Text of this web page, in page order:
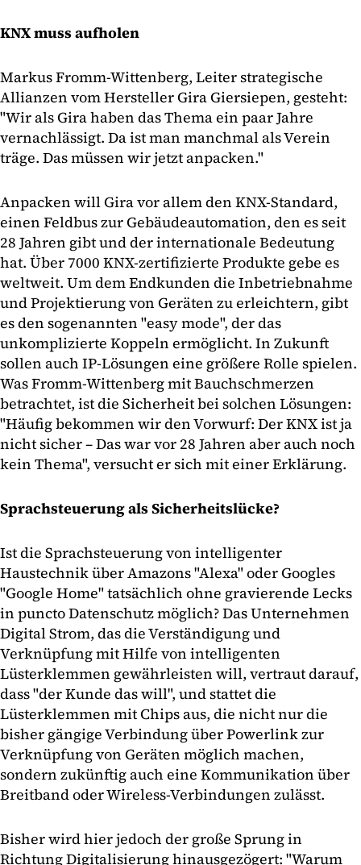
KNX muss aufholen
Markus Fromm-Wittenberg, Leiter strategische
Allianzen vom Hersteller Gira Giersiepen, gesteht:
"Wir als Gira haben das Thema ein paar Jahre
vernachlässigt. Da ist man manchmal als Verein
träge. Das müssen wir jetzt anpacken."
Anpacken will Gira vor allem den KNX-Standard,
einen Feldbus zur Gebäudeautomation, den es seit
28 Jahren gibt und der internationale Bedeutung
hat. Über 7000 KNX-zertifizierte Produkte gebe es
weltweit. Um dem Endkunden die Inbetriebnahme
und Projektierung von Geräten zu erleichtern, gibt
es den sogenannten "easy mode", der das
unkomplizierte Koppeln ermöglicht. In Zukunft
sollen auch IP-Lösungen eine größere Rolle spielen.
Was Fromm-Wittenberg mit Bauchschmerzen
betrachtet, ist die Sicherheit bei solchen Lösungen:
"Häufig bekommen wir den Vorwurf: Der KNX ist ja
nicht sicher – Das war vor 28 Jahren aber auch noch
kein Thema", versucht er sich mit einer Erklärung.
Sprachsteuerung als Sicherheitslücke?
Ist die Sprachsteuerung von intelligenter
Haustechnik über Amazons "Alexa" oder Googles
"Google Home" tatsächlich ohne gravierende Lecks
in puncto Datenschutz möglich? Das Unternehmen
Digital Strom, das die Verständigung und
Verknüpfung mit Hilfe von intelligenten
Lüsterklemmen gewährleisten will, vertraut darauf,
dass "der Kunde das will", und stattet die
Lüsterklemmen mit Chips aus, die nicht nur die
bisher gängige Verbindung über Powerlink zur
Verknüpfung von Geräten möglich machen,
sondern zukünftig auch eine Kommunikation über
Breitband oder Wireless-Verbindungen zulässt.
Bisher wird hier jedoch der große Sprung in
Richtung Digitalisierung hinausgezögert: "Warum